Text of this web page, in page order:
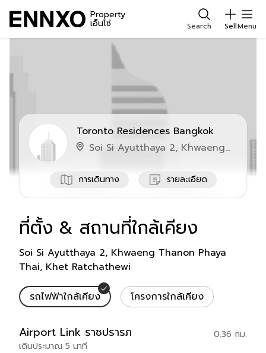
Property
เอ็นโซ่ Search SellMenu
Toronto Residences Bangkok
Soi Si Ayutthaya 2, Khwaeng
Ratchathewi
การเดินทาง รายละเอียด
ที่ตั้ง & สถานที่ใกล้เคียง
Soi Si Ayutthaya 2, Khwaeng Thanon Phaya
Thai, Khet Ratchathewi
สถานที่ใกล้เคียง
รถไฟฟ้าใกล้เคียง โครงการใกล้เคียง
รถไฟฟ้าใกล้เคียง
Airport Link ราชปรารภ 0.36 กม.
เดินประมาณ 5 นาที